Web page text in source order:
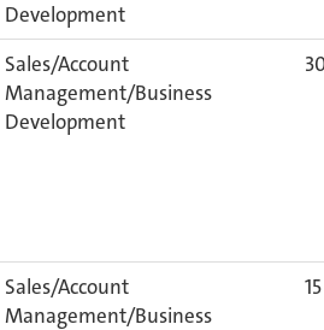
Development
Sales/Account
Management/Business
Development
Sales/Account
Management/Business